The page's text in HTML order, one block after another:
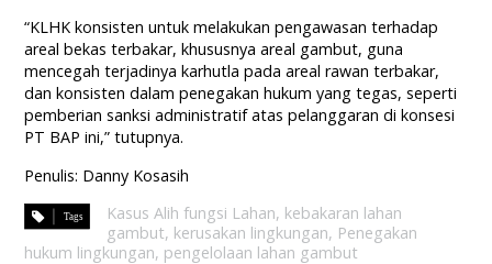
“KLHK konsisten untuk melakukan pengawasan terhadap
areal bekas terbakar, khususnya areal gambut, guna
mencegah terjadinya karhutla pada areal rawan terbakar,
dan konsisten dalam penegakan hukum yang tegas, seperti
pemberian sanksi administratif atas pelanggaran di konsesi
PT BAP ini,” tutupnya.
Penulis: Danny Kosasih
Kasus Alih fungsi Lahan, kebakaran lahan
gambut, kerusakan lingkungan, Penegakan
hukum lingkungan, pengelolaan lahan gambut